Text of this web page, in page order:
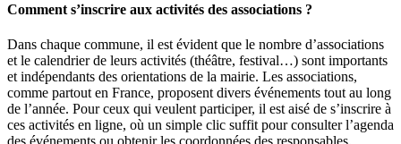
Comment s’inscrire aux activités des associations ?
Dans chaque commune, il est évident que le nombre d’associations
et le calendrier de leurs activités (théâtre, festival…) sont importants
et indépendants des orientations de la mairie. Les associations,
comme partout en France, proposent divers événements tout au long
de l’année. Pour ceux qui veulent participer, il est aisé de s’inscrire à
ces activités en ligne, où un simple clic suffit pour consulter l’agenda
des événements ou obtenir les coordonnées des responsables.